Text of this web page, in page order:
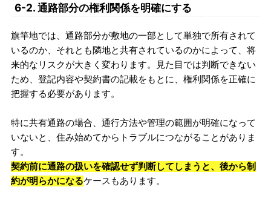
6-2. 通路部分の権利関係を明確にする
旗竿地では、通路部分が敷地の一部として単独で所有されて
いるのか、それとも隣地と共有されているのかによって、将
来的なリスクが大きく変わります。見た目では判断できない
ため、登記内容や契約書の記載をもとに、権利関係を正確に
把握する必要があります。
特に共有通路の場合、通行方法や管理の範囲が明確になって
いないと、住み始めてからトラブルにつながることがありま
す。
契約前に通路の扱いを確認せず判断してしまうと、後から制
約が明らかになるケースもあります。